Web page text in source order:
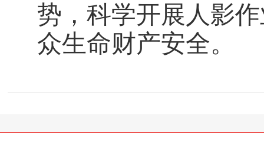
势，科学开展人影
众生命财产安全。